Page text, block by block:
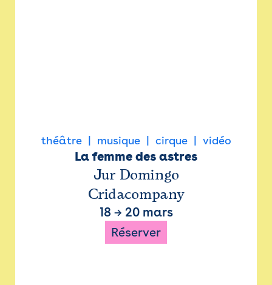
théâtre musique cirque vidéo
La femme des astres
Jur Domingo
Cridacompany
18 → 20 mars
Réserver